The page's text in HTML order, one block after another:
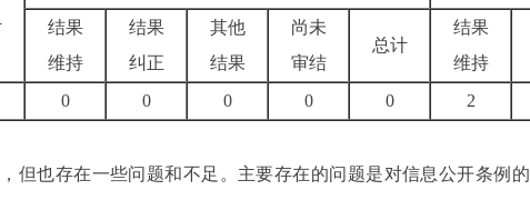
结果
维持
结果
纠正
其他
结果
尚未
审结
总计
结果
维持
0 0 0 0 0 2
但也存在一些问题和不足。主要存在的问题是对信息公开条例